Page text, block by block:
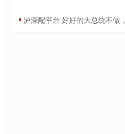
泸深配平台 好好的大总统不做，袁世